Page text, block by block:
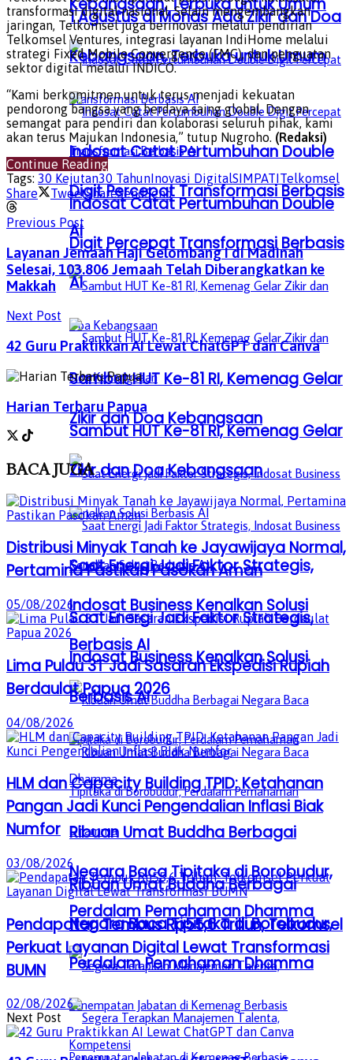
Kebangsaan, Terbuka untuk Umum
Indosat Catat Pertumbuhan Double
Digit Percepat Transformasi Berbasis
AI
Sambut HUT Ke-81 RI, Kemenag Gelar
Zikir dan Doa Kebangsaan
Saat Energi Jadi Faktor Strategis,
Indosat Business Kenalkan Solusi
Berbasis AI
Ribuan Umat Buddha Berbagai
Negara Baca Tipitaka di Borobudur,
Perdalam Pemahaman Dhamma
1 Agustus di Monas Ada Zikir dan Doa
Kebangsaan, Terbuka untuk Umum
Indosat Catat Pertumbuhan Double
Digit Percepat Transformasi Berbasis
AI
Sambut HUT Ke-81 RI, Kemenag Gelar
Zikir dan Doa Kebangsaan
Saat Energi Jadi Faktor Strategis,
Indosat Business Kenalkan Solusi
Berbasis AI
Ribuan Umat Buddha Berbagai
Negara Baca Tipitaka di Borobudur,
Perdalam Pemahaman Dhamma
transformasi digital nasional. Selain mengembangkan
jaringan, Telkomsel juga berinovasi melalui pendirian
Telkomsel Ventures, integrasi layanan IndiHome melalui
strategi Fixed Mobile Convergence (FMC), dan penguatan
sektor digital melalui INDICO.
“Kami berkomitmen untuk terus menjadi kekuatan
pendorong bangsa yang berdaya saing global. Dengan
semangat para pendiri dan kolaborasi seluruh pihak, kami
akan terus Majukan Indonesia,” tutup Nugroho. (Redaksi)
Continue Reading
Tags: 30 Kejutan30 TahunInovasi DigitalSIMPATITelkomsel
Share
TweetShareSendSend
Previous Post
Layanan Jemaah Haji Gelombang I di Madinah
Selesai, 103.806 Jemaah Telah Diberangkatkan ke
Makkah
Next Post
42 Guru Praktikkan AI Lewat ChatGPT dan Canva
Harian Terbaru Papua
BACAJUGA
Distribusi Minyak Tanah ke Jayawijaya Normal,
Pertamina Pastikan Pasokan Aman
05/08/2026
Lima Pulau 3T Jadi Sasaran Ekspedisi Rupiah
Berdaulat Papua 2026
04/08/2026
HLM dan Capacity Building TPID: Ketahanan
Pangan Jadi Kunci Pengendalian Inflasi Biak
Numfor
03/08/2026
Pendapatan Tembus Rp55,6 Triliun, Telkomsel
Perkuat Layanan Digital Lewat Transformasi
BUMN
02/08/2026
Next Post